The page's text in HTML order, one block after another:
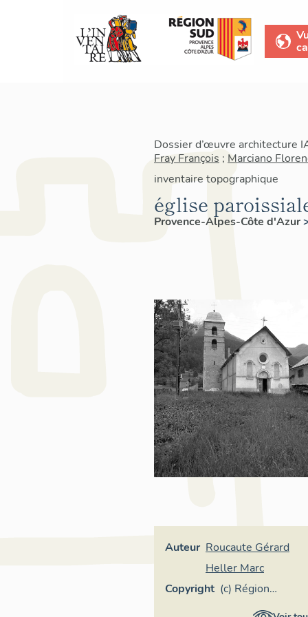
Dossier d’œuvre architecture
Fray François ; Marciano
inventaire topographique
église
Provence-Alpes-Côte d'Azur
Auteur Roucaute Gérard
Heller Marc
Copyright (c) Région
Provence-Alpes-